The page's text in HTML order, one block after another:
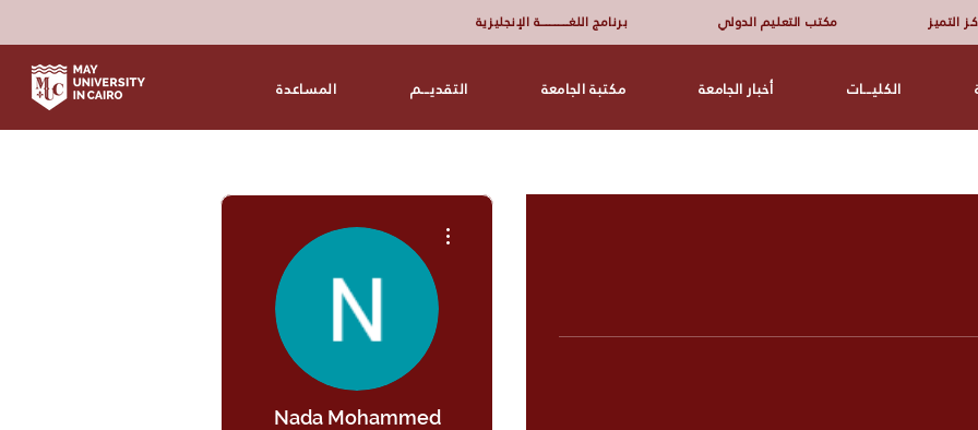
برنامج اللغــــــــــــــــة الإنجليزية مكتب التعليم الدولي التميز
المساعدة التقديـــم مكتبة الجامعة أخبار الجامعة الكليـــات
Nada Mohammed